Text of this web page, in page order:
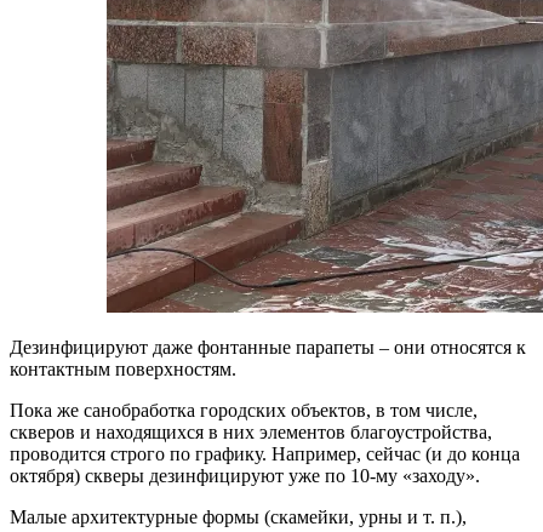
Дезинфицируют даже фонтанные парапеты – они относятся к
контактным поверхностям.
Пока же санобработка городских объектов, в том числе,
скверов и находящихся в них элементов благоустройства,
проводится строго по графику. Например, сейчас (и до конца
октября) скверы дезинфицируют уже по 10-му «заходу».
Малые архитектурные формы (скамейки, урны и т. п.),